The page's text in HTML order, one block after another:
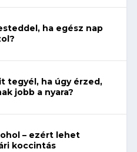
ha egész nap
tegyél, ha úgy érzed,
jobb a nyara?
– ezért lehet
koccintás